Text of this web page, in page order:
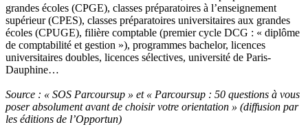
grandes écoles (CPGE), classes préparatoires à l’enseignement
supérieur (CPES), classes préparatoires universitaires aux grandes
écoles (CPUGE), filière comptable (premier cycle DCG : « diplôme
de comptabilité et gestion »), programmes bachelor, licences
universitaires doubles, licences sélectives, université de Paris-
Dauphine…
Source : « SOS Parcoursup » et « Parcoursup : 50 questions à vous
poser absolument avant de choisir votre orientation » (diffusion par
les éditions de l’Opportun)